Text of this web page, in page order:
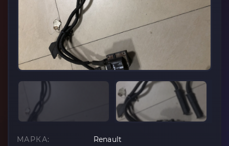
МАРКА:
Renault